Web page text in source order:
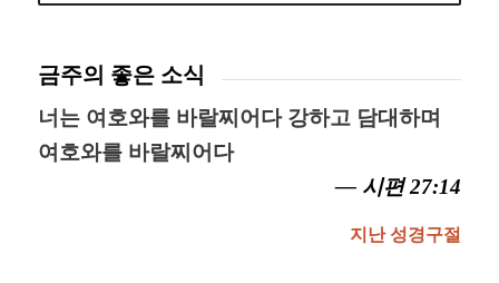
금주의 좋은 소식
너는 여호와를 바랄찌어다 강하고 담대하며
여호와를 바랄찌어다
— 시편 27:14
지난 성경구절